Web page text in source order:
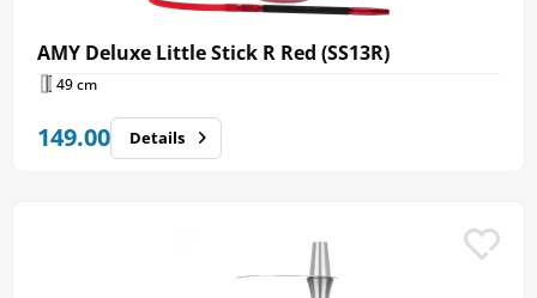
AMY Deluxe Little Stick R Red (SS13R)
49 cm
149.00 Details